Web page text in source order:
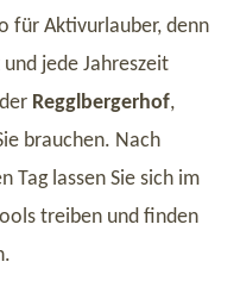
für Aktivurlauber, denn
jede Jahreszeit
Regglbergerhof,
brauchen. Nach
Tag lassen Sie sich im
treiben und finden